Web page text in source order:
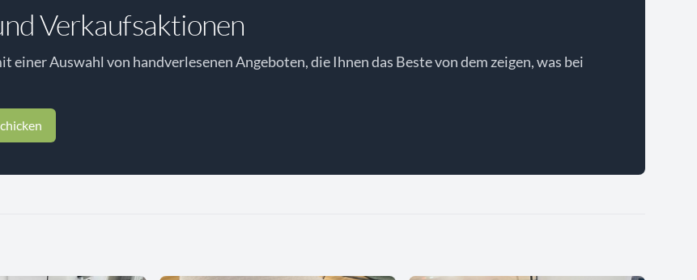
Verkaufsaktionen
einer Auswahl von handverlesenen Angeboten, die Ihnen das Beste von dem zeigen, was bei